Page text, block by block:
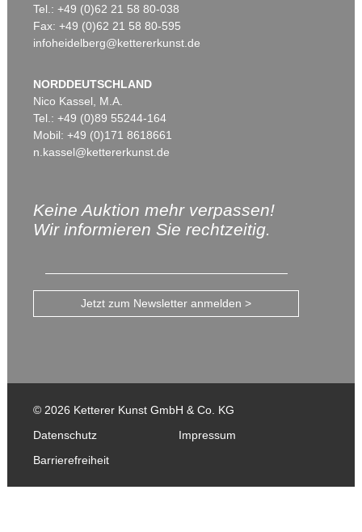
Tel.: +49 (0)62 21 58 80-038
Fax: +49 (0)62 21 58 80-595
infoheidelberg@kettererkunst.de
NORDDEUTSCHLAND
Nico Kassel, M.A.
Tel.: +49 (0)89 55244-164
Mobil: +49 (0)171 8618661
n.kassel@kettererkunst.de
Keine Auktion mehr verpassen!
Wir informieren Sie rechtzeitig.
Jetzt zum Newsletter anmelden >
© 2026 Ketterer Kunst GmbH & Co. KG
Datenschutz
Impressum
Barrierefreiheit